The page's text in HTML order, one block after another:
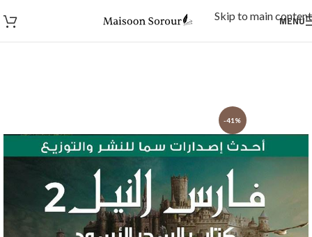
Skip to main content
MENU
-41%